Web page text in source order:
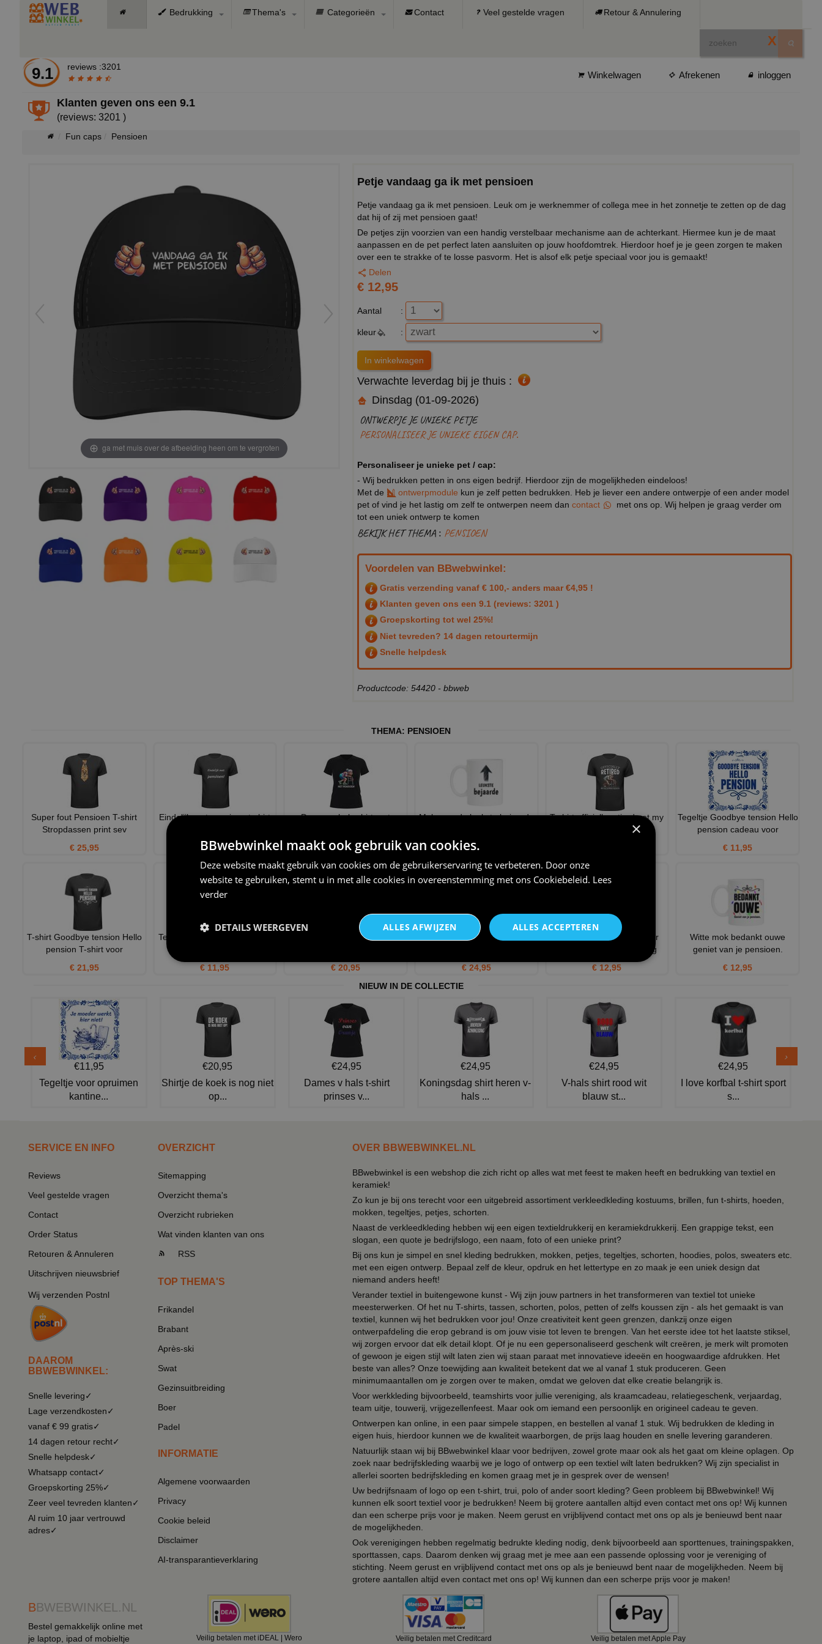
Bedrukking Thema's Categorieën Contact Veel gestelde vragen Retour & Annulering
X
9.1 reviews :3201
Winkelwagen Afrekenen inloggen
Klanten geven ons een9.1
(reviews: 3201 )
Fun caps Pensioen
ga met muis over de afbeelding heen om te vergroten
Petje vandaag ga ik met pensioen
Petje vandaag ga ik met pensioen. Leuk om je werknemmer of collega mee in het zonnetje te zetten op de dag
dat hij of zij met pensioen gaat!
De petjes zijn voorzien van een handig verstelbaar mechanisme aan de achterkant. Hiermee kun je de maat
aanpassen en de pet perfect laten aansluiten op jouw hoofdomtrek. Hierdoor hoef je je geen zorgen te maken
over een te strakke of te losse pasvorm. Het is alsof elk petje speciaal voor jou is gemaakt!
Delen
€ 12,95
Aantal :
kleur :
Verwachte leverdag bij je thuis :
Dinsdag (01-09-2026)
ONTWERPJE JE UNIEKE PETJE
PERSONALISEER JE UNIEKE EIGEN CAP.
Personaliseer je unieke pet / cap:
- Wij bedrukken petten in ons eigen bedrijf. Hierdoor zijn de mogelijkheden eindeloos!
Met de
ontwerpmodule kun je zelf petten bedrukken. Heb je liever een andere ontwerpje of een ander model
pet of vind je het lastig om zelf te ontwerpen neem dan contact
met ons op. Wij helpen je graag verder om
tot een uniek ontwerp te komen
BEKIJK HET THEMA : PENSIOEN
Voordelen van BBwebwinkel:
Gratis verzending vanaf € 100,- anders maar €4,95 !
Klanten geven ons een 9.1 (reviews: 3201 )
Groepskorting tot wel 25%!
Niet tevreden? 14 dagen retourtermijn
Snelle helpdesk
Productcode: 54420 - bbweb
THEMA: PENSIOEN
Super fout Pensioen T-shirt
Stropdassen print sev
€ 25,95
Eindelijk met pensioen t-shirt
Dames v-hals shirt met
€ 24,95
Mok voor de leukste bejaarde
€ 12,95
T-shirt officially retired not my
problem oude man
Tegeltje Goodbye tension Hello
pension cadeau voor
€ 11,95
T-shirt Goodbye tension Hello
pension T-shirt voor
€ 21,95
Tegeltje voor hem of haar die
€ 11,95
Shirtje voor dames die met
€ 20,95
Met pensioen dames v-hals t-
€ 24,95
Leuk en grappig kado voor
vrouw die met pensioen g
€ 12,95
Witte mok bedankt ouwe
geniet van je pensioen.
€ 12,95
NIEUW IN DE COLLECTIE
€11,95
Tegeltje voor opruimen
kantine...
€20,95
Shirtje de koek is nog niet
op...
€24,95
Dames v hals t-shirt
prinses v...
€24,95
Koningsdag shirt heren v-
hals ...
€24,95
V-hals shirt rood wit
blauw st...
€24,95
I love korfbal t-shirt sport
s...
SERVICE EN INFO
Reviews
Veel gestelde vragen
Contact
Order Status
Retouren & Annuleren
Uitschrijven nieuwsbrief
Wij verzenden Postnl
DAAROM
BBWEBWINKEL:
Snelle levering✓
Lage verzendkosten✓
vanaf € 99 gratis✓
14 dagen retour recht✓
Snelle helpdesk✓
Whatsapp contact✓
Groepskorting 25%✓
Zeer veel tevreden klanten✓
Al ruim 10 jaar vertrouwd
adres✓
OVERZICHT
Sitemapping
Overzicht thema's
Overzicht rubrieken
Wat vinden klanten van ons
RSS
TOP THEMA'S
Frikandel
Brabant
Après-ski
Swat
Gezinsuitbreiding
Boer
Padel
INFORMATIE
Algemene voorwaarden
Privacy
Cookie beleid
Disclaimer
AI-transparantieverklaring
OVER BBWEBWINKEL.NL
BBwebwinkel is een webshop die zich richt op alles wat met feest te maken heeft en bedrukking van textiel en
keramiek!
Zo kun je bij ons terecht voor een uitgebreid assortiment verkleedkleding kostuums, brillen, fun t-shirts, hoeden,
mokken, tegeltjes, petjes, schorten.
Naast de verkleedkleding hebben wij een eigen textieldrukkerij en keramiekdrukkerij. Een grappige tekst, een
slogan, een quote je bedrijfslogo, een naam, foto of een unieke print?
Bij ons kun je simpel en snel kleding bedrukken, mokken, petjes, tegeltjes, schorten, hoodies, polos, sweaters etc.
met een eigen ontwerp. Bepaal zelf de kleur, opdruk en het lettertype en zo maak je een uniek design dat
niemand anders heeft!
Verander textiel in buitengewone kunst - Wij zijn jouw partners in het transformeren van textiel tot unieke
meesterwerken. Of het nu T-shirts, tassen, schorten, polos, petten of zelfs koussen zijn - als het gemaakt is van
textiel, kunnen wij het bedrukken voor jou! Onze creativiteit kent geen grenzen, dankzij onze eigen
ontwerpafdeling die erop gebrand is om jouw visie tot leven te brengen. Van het eerste idee tot het laatste stiksel,
wij zorgen ervoor dat elk detail klopt. Of je nu een gepersonaliseerd geschenk wilt creëren, je merk wilt promoten
of gewoon je eigen stijl wilt laten zien wij staan paraat met innovatieve ideeën en hoogwaardige afdrukken. Het
beste van alles? Onze toewijding aan kwaliteit betekent dat we al vanaf 1 stuk produceren. Geen
minimumaantallen om je zorgen over te maken, omdat we geloven dat elke creatie belangrijk is.
Voor werkkleding bijvoorbeeld, teamshirts voor jullie vereniging, als kraamcadeau, relatiegeschenk, verjaardag,
team uitje, touwerij, vrijgezellenfeest. Maar ook om iemand een persoonlijk en origineel cadeau te geven.
Ontwerpen kan online, in een paar simpele stappen, en bestellen al vanaf 1 stuk. Wij bedrukken de kleding in
eigen huis, hierdoor kunnen we de kwaliteit waarborgen, de prijs laag houden en snelle levering garanderen.
Natuurlijk staan wij bij BBwebwinkel klaar voor bedrijven, zowel grote maar ook als het gaat om kleine oplagen. Op
zoek naar bedrijfskleding waarbij we je logo of ontwerp op een textiel wilt laten bedrukken? Wij zijn specialist in
allerlei soorten bedrijfskleding en komen graag met je in gesprek over de wensen!
Uw bedrijfsnaam of logo op een t-shirt, trui, polo of ander soort kleding? Geen probleem bij BBwebwinkel! Wij
kunnen elk soort textiel voor je bedrukken! Neem bij grotere aantallen altijd even contact met ons op! Wij kunnen
dan een scherpe prijs voor je maken. Neem gerust en vrijblijvend contact met ons op als je benieuwd bent naar
de mogelijkheden.
Ook verenigingen hebben regelmatig bedrukte kleding nodig, denk bijvoorbeeld aan sporttenues, trainingspakken,
sporttassen, caps. Daarom denken wij graag met je mee aan een passende oplossing voor je vereniging of
stichting. Neem gerust en vrijblijvend contact met ons op als je benieuwd bent naar de mogelijkheden. Neem bij
grotere aantallen altijd even contact met ons op! Wij kunnen dan een scherpe prijs voor je maken!
BBWEBWINKEL.NL
Bestel gemakkelijk online met
je laptop, ipad of mobieltje
Veilig betalen met iDEAL | Wero Veilig betalen met Creditcard Veilig betalen met Apple Pay
×
BBwebwinkel maakt ook gebruik van cookies.
Deze website maakt gebruik van cookies om de gebruikerservaring te verbeteren. Door onze
website te gebruiken, stemt u in met alle cookies in overeenstemming met ons Cookiebeleid. Lees
verder
ALLES ACCEPTEREN
ALLES AFWIJZEN
DETAILS WEERGEVEN